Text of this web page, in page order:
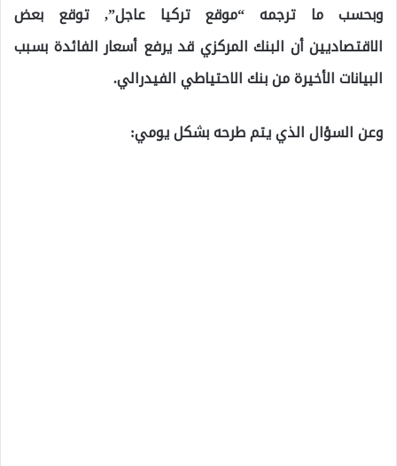
وبحسب ما ترجمه “موقع تركيا عاجل”, توقع بعض
الاقتصاديين أن البنك المركزي قد يرفع أسعار الفائدة بسبب
البيانات الأخيرة من بنك الاحتياطي الفيدرالي.
وعن السؤال الذي يتم طرحه بشكل يومي: